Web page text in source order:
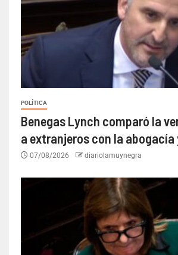
POLÍTICA
Benegas Lynch comparó la
a extranjeros con la abogacía
07/08/2026 diariolamuynegra